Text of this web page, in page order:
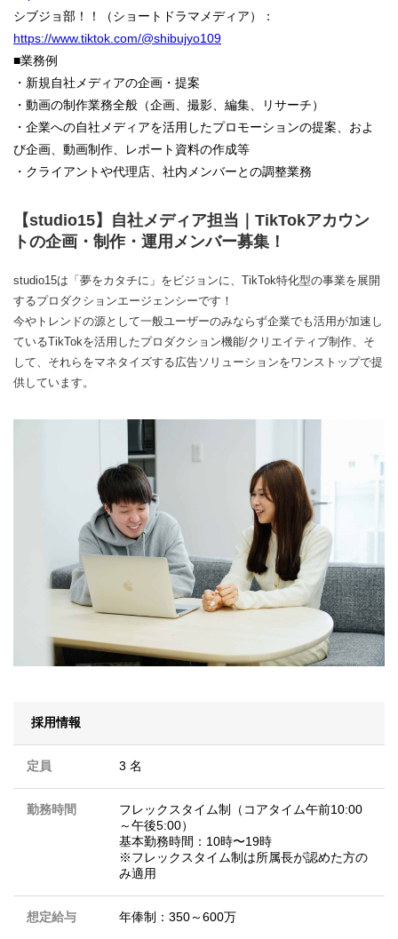
シブジョ部！！（ショートドラマメディア）：
https://www.tiktok.com/@shibujyo109
■業務例
・新規自社メディアの企画・提案
・動画の制作業務全般（企画、撮影、編集、リサーチ）
・企業への自社メディアを活用したプロモーションの提案、およ
び企画、動画制作、レポート資料の作成等
・クライアントや代理店、社内メンバーとの調整業務
【studio15】自社メディア担当｜TikTokアカウン
トの企画・制作・運用メンバー募集！
studio15は「夢をカタチに」をビジョンに、TikTok特化型の事業を展開
するプロダクションエージェンシーです！
今やトレンドの源として一般ユーザーのみならず企業でも活用が加速し
ているTikTokを活用したプロダクション機能/クリエイティブ制作、そ
して、それらをマネタイズする広告ソリューションをワンストップで提
供しています。
採用情報
定員 3 名
勤務時間
フレックスタイム制（コアタイム午前10:00
～午後5:00）
基本勤務時間：10時〜19時
※フレックスタイム制は所属長が認めた方の
み適用
想定給与 年俸制：350～600万